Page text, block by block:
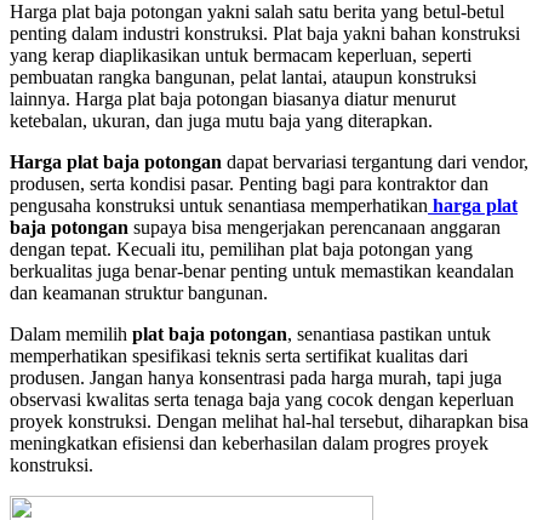
Harga plat baja potongan yakni salah satu berita yang betul-betul
penting dalam industri konstruksi. Plat baja yakni bahan konstruksi
yang kerap diaplikasikan untuk bermacam keperluan, seperti
pembuatan rangka bangunan, pelat lantai, ataupun konstruksi
lainnya. Harga plat baja potongan biasanya diatur menurut
ketebalan, ukuran, dan juga mutu baja yang diterapkan.
Harga plat baja potongan dapat bervariasi tergantung dari vendor,
produsen, serta kondisi pasar. Penting bagi para kontraktor dan
pengusaha konstruksi untuk senantiasa memperhatikan harga plat
baja potongan supaya bisa mengerjakan perencanaan anggaran
dengan tepat. Kecuali itu, pemilihan plat baja potongan yang
berkualitas juga benar-benar penting untuk memastikan keandalan
dan keamanan struktur bangunan.
Dalam memilih plat baja potongan, senantiasa pastikan untuk
memperhatikan spesifikasi teknis serta sertifikat kualitas dari
produsen. Jangan hanya konsentrasi pada harga murah, tapi juga
observasi kwalitas serta tenaga baja yang cocok dengan keperluan
proyek konstruksi. Dengan melihat hal-hal tersebut, diharapkan bisa
meningkatkan efisiensi dan keberhasilan dalam progres proyek
konstruksi.